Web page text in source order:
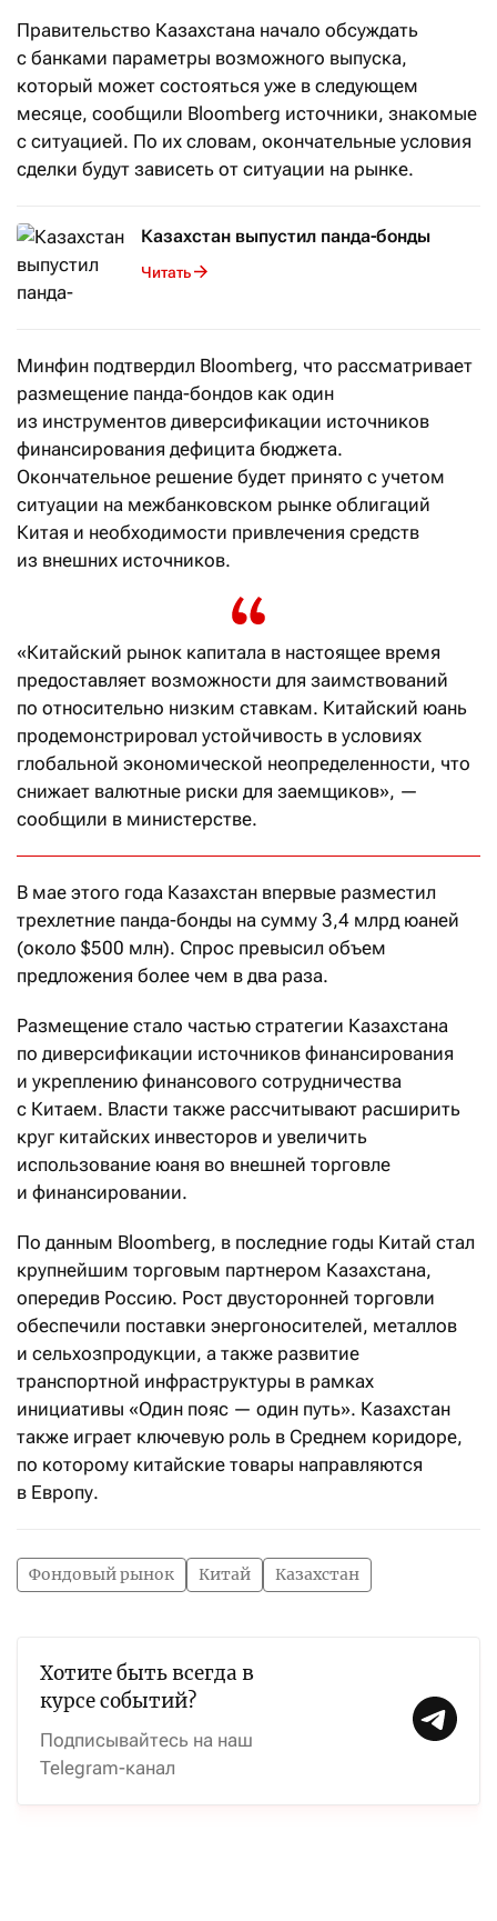
Правительство Казахстана начало обсуждать
с банками параметры возможного выпуска,
который может состояться уже в следующем
месяце, сообщили Bloomberg источники, знакомые
с ситуацией. По их словам, окончательные условия
сделки будут зависеть от ситуации на рынке.
Казахстан выпустил панда-бонды
Читать
Минфин подтвердил Bloomberg, что рассматривает
размещение панда-бондов как один
из инструментов диверсификации источников
финансирования дефицита бюджета.
Окончательное решение будет принято с учетом
ситуации на межбанковском рынке облигаций
Китая и необходимости привлечения средств
из внешних источников.
«Китайский рынок капитала в настоящее время
предоставляет возможности для заимствований
по относительно низким ставкам. Китайский юань
продемонстрировал устойчивость в условиях
глобальной экономической неопределенности, что
снижает валютные риски для заемщиков», —
сообщили в министерстве.
В мае этого года Казахстан впервые разместил
трехлетние панда-бонды на сумму 3,4 млрд юаней
(около $500 млн). Спрос превысил объем
предложения более чем в два раза.
Размещение стало частью стратегии Казахстана
по диверсификации источников финансирования
и укреплению финансового сотрудничества
с Китаем. Власти также рассчитывают расширить
круг китайских инвесторов и увеличить
использование юаня во внешней торговле
и финансировании.
По данным Bloomberg, в последние годы Китай стал
крупнейшим торговым партнером Казахстана,
опередив Россию. Рост двусторонней торговли
обеспечили поставки энергоносителей, металлов
и сельхозпродукции, а также развитие
транспортной инфраструктуры в рамках
инициативы «Один пояс — один путь». Казахстан
также играет ключевую роль в Среднем коридоре,
по которому китайские товары направляются
в Европу.
Фондовый рынок Китай Казахстан
Хотите быть всегда в
курсе событий?
Подписывайтесь на наш
Telegram-канал